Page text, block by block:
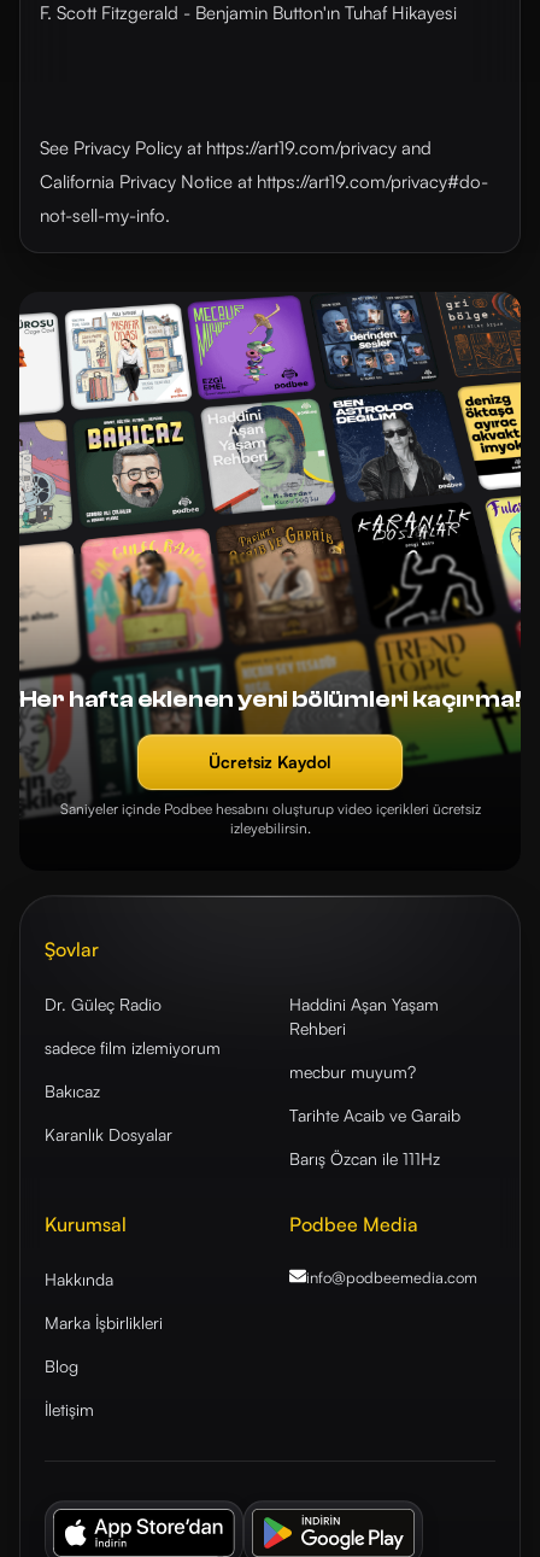
F. Scott Fitzgerald - Benjamin Button'ın Tuhaf Hikayesi
See Privacy Policy at https://art19.com/privacy and
California Privacy Notice at https://art19.com/privacy#do-
not-sell-my-info.
Her hafta eklenen yeni bölümleri kaçırma!
Ücretsiz Kaydol
Saniyeler içinde Podbee hesabını oluşturup video içerikleri ücretsiz
izleyebilirsin.
Şovlar
Dr. Güleç Radio
sadece film izlemiyorum
Bakıcaz
Karanlık Dosyalar
Haddini Aşan Yaşam
Rehberi
mecbur muyum?
Tarihte Acaib ve Garaib
Barış Özcan ile 111Hz
Kurumsal
Hakkında
Marka İşbirlikleri
Blog
İletişim
Podbee Media
info@podbeemedia.com